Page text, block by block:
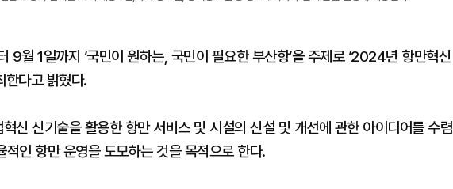
9월 1일까지 ‘국민이 원하는, 국민이 필요한 부산항’을 주제로 ‘2024년 항만혁신
한다고 밝혔다.
신 신기술을 활용한 항만 서비스 및 시설의 신설 및 개선에 관한 아이디어를 수렴
적인 항만 운영을 도모하는 것을 목적으로 한다.